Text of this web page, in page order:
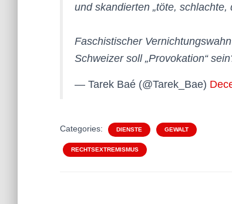
und skandierten „töte,
Faschistischer
Schweizer soll „Provokation“
— Tarek Baé (@Tarek_Bae)
Categories: DIENSTE GEWALT
RECHTSEXTREMISMUS